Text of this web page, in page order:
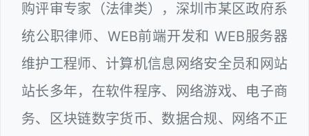
购评审专家（法律类），深圳市某区政府系
统公职律师、WEB前端开发和 WEB服务器
维护工程师、计算机信息网络安全员和网站
站长多年，在软件程序、网络游戏、电子商
务、区块链数字货币、数据合规、网络不正